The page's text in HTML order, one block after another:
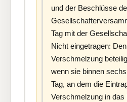
und der Beschlüsse
Tag mit der
Nicht eingetragen:
Verschmelzung
wenn sie binnen
Tag, an dem die
Verschmelzung in